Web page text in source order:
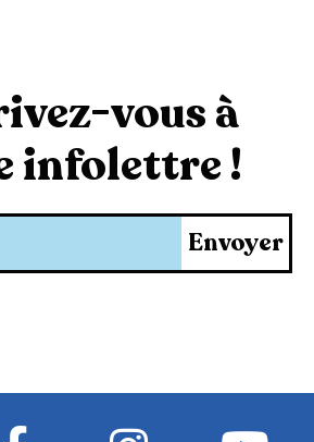
vous à
infolettre !
Envoyer